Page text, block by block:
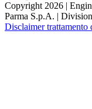
Copyright 2026 |
Parma S.p.A. |
Disclaimer trattamento